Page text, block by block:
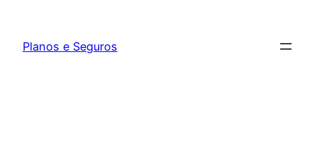
Planos e Seguros